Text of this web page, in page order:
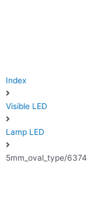
Index
Visible LED
Lamp LED
5mm_oval_type/6374